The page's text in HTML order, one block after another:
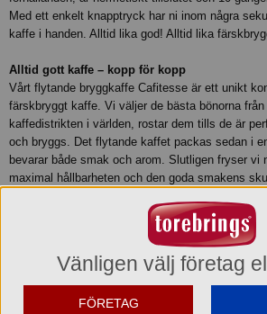
Med ett enkelt knapptryck har ni inom några
kaffe i handen. Alltid lika god! Alltid lika
Alltid gott kaffe – kopp för kopp
Vårt flytande bryggkaffe Cafitesse är ett unikt
färskbryggt kaffe. Vi väljer de bästa bönorna
kaffedistrikten i världen, rostar dem tills de är
och bryggs. Det flytande kaffet packas sedan i
bevarar både smak och arom. Slutligen fryser vi
maximal hållbarheten och den goda smakens
Ett kaffe med trevligt rostad ton. Inslag av vanilj
viss syrlighet.
Syrlighet: 3 av 5
Vänligen välj företag
FÖRETAG